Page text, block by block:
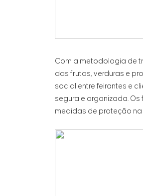
Com a metodologia de
das frutas, verduras e
social entre feirantes e
segura e organizada.
medidas de proteção